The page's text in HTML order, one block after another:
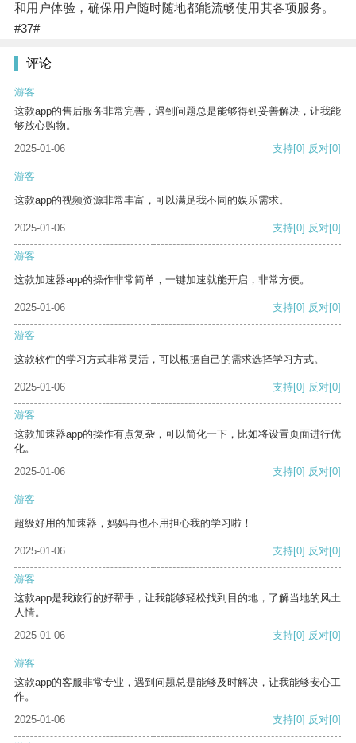
和用户体验，确保用户随时随地都能流畅使用其各项服务。
#37#
评论
游客
这款app的售后服务非常完善，遇到问题总是能够得到妥善解决，让我能
够放心购物。
2025-01-06
支持[0] 反对[0]
游客
这款app的视频资源非常丰富，可以满足我不同的娱乐需求。
2025-01-06 支持[0] 反对[0]
游客
这款加速器app的操作非常简单，一键加速就能开启，非常方便。
2025-01-06 支持[0] 反对[0]
游客
这款软件的学习方式非常灵活，可以根据自己的需求选择学习方式。
2025-01-06 支持[0] 反对[0]
游客
这款加速器app的操作有点复杂，可以简化一下，比如将设置页面进行优
化。
2025-01-06
支持[0] 反对[0]
游客
超级好用的加速器，妈妈再也不用担心我的学习啦！
2025-01-06 支持[0] 反对[0]
游客
这款app是我旅行的好帮手，让我能够轻松找到目的地，了解当地的风土
人情。
2025-01-06
支持[0] 反对[0]
游客
这款app的客服非常专业，遇到问题总是能够及时解决，让我能够安心工
作。
2025-01-06
支持[0] 反对[0]